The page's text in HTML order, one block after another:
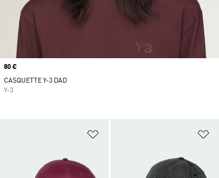
Ajouter à la Liste de produits
Prix
80 €
CASQUETTE Y-3 DAD
Y-3